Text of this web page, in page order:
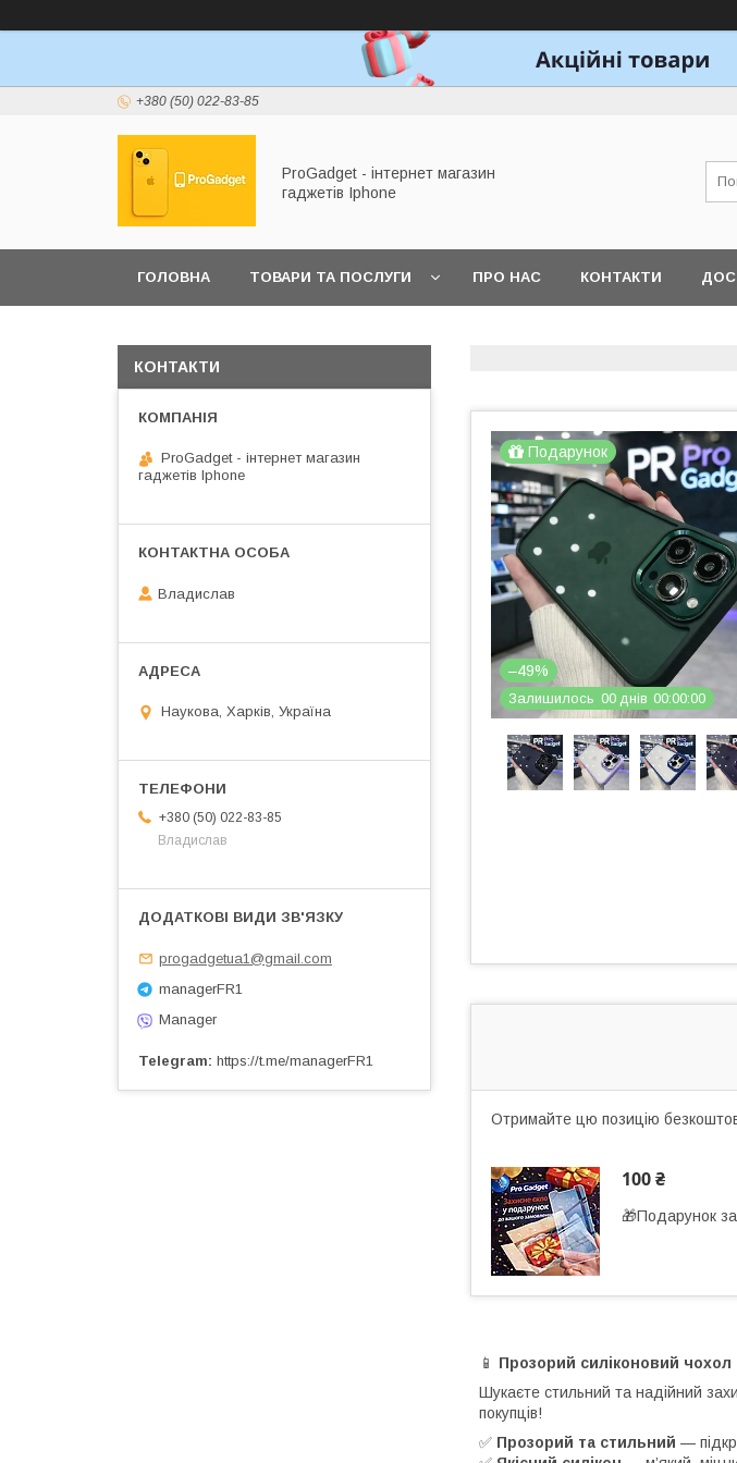
+380 (50) 022-83-85
ProGadget - iнтернет магазин
гаджетів Iphone
ГОЛОВНА ТОВАРИ ТА ПОСЛУГИ ПРО НАС КОНТАКТИ
Подарунок
–49%
Залишилось 00 днів 00 00 00
Отримайте цю позицію
100 ₴
🎁Подарунок
📱 Прозорий силіконовий
Шукаєте стильний та надійний
покупців!
✅ Прозорий та стильний —
КОНТАКТИ
ProGadget - iнтернет магазин
гаджетів Iphone
Владислав
Наукова, Харків, Україна
+380 (50) 022-83-85
Владислав
progadgetua1@gmail.com
managerFR1
Manager
Telegram https://t.me/managerFR1